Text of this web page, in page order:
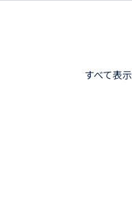
すべて表示